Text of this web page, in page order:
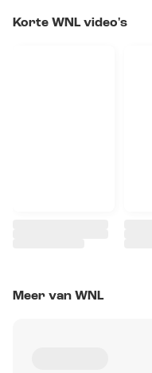
Korte WNL video's
Meer van WNL